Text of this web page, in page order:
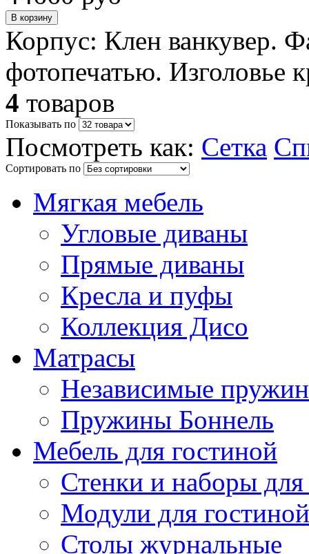
Корпус: Клен ванкувер.
фотопечатью. Изголовье
4 товаров
Показывать по
Посмотреть как: Сетка
Сортировать по
Мягкая мебель
Угловые диваны
Прямые диваны
Кресла и пуфы
Коллекция Дисо
Матрасы
Независимые
Пружины Боннель
Мебель для гостиной
Стенки и наборы для
Модули для гостиной
Столы журнальные